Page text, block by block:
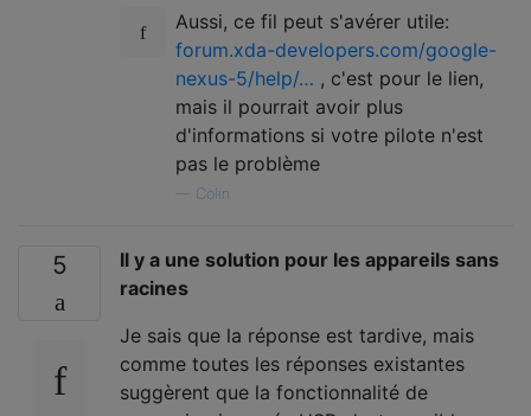
Aussi, ce fil peut s'avérer utile:
forum.xda-developers.com/google-
nexus-5/help/… , c'est pour le lien,
mais il pourrait avoir plus
d'informations si votre pilote n'est
pas le problème
Colin
5
Il y a une solution pour les appareils sans
racines
Je sais que la réponse est tardive, mais
comme toutes les réponses existantes
suggèrent que la fonctionnalité de